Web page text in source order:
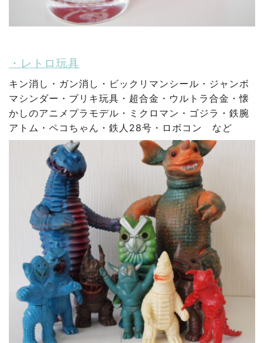
・レトロ玩具
キン消し・ガン消し・ビックリマンシール・ジャンボ
マシンダー・ブリキ玩具・超合金・ウルトラ合金・懐
かしのアニメプラモデル・ミクロマン・ゴジラ・鉄腕
アトム・ペコちゃん・鉄人28号・ロボコン など